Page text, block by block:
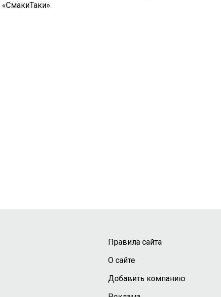
Правила сайта
О сайте
Добавить компанию